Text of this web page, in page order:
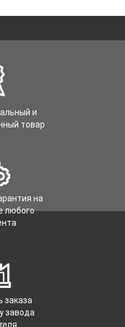
и
товар
на
любого
заказа
завода